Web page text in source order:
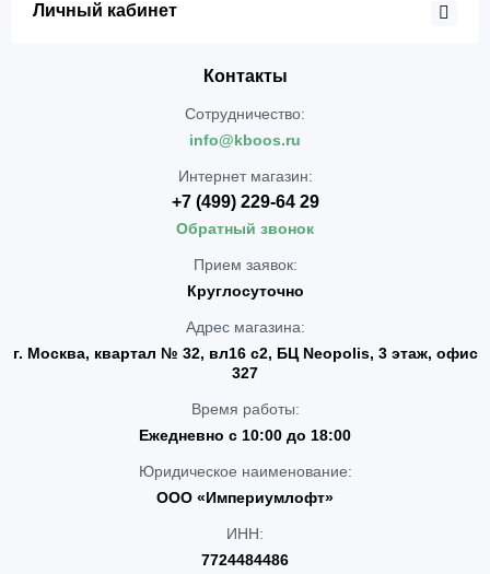
Личный кабинет
Контакты
Сотрудничество:
info@kboos.ru
Интернет магазин:
+7 (499) 229-64 29
Обратный звонок
Прием заявок:
Круглосуточно
Адрес магазина:
г. Москва, квартал № 32, вл16 с2, БЦ Neopolis, 3 этаж, офис
327
Время работы:
Ежедневно с 10:00 до 18:00
Юридическое наименование:
ООО «Империумлофт»
ИНН:
7724484486